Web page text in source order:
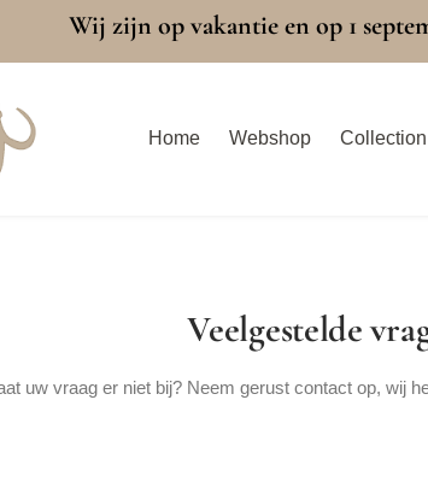
Wij zijn op vakantie en op 1
Home Webshop Collection
Veelgestelde
uw vraag er niet bij? Neem gerust contact op, wij